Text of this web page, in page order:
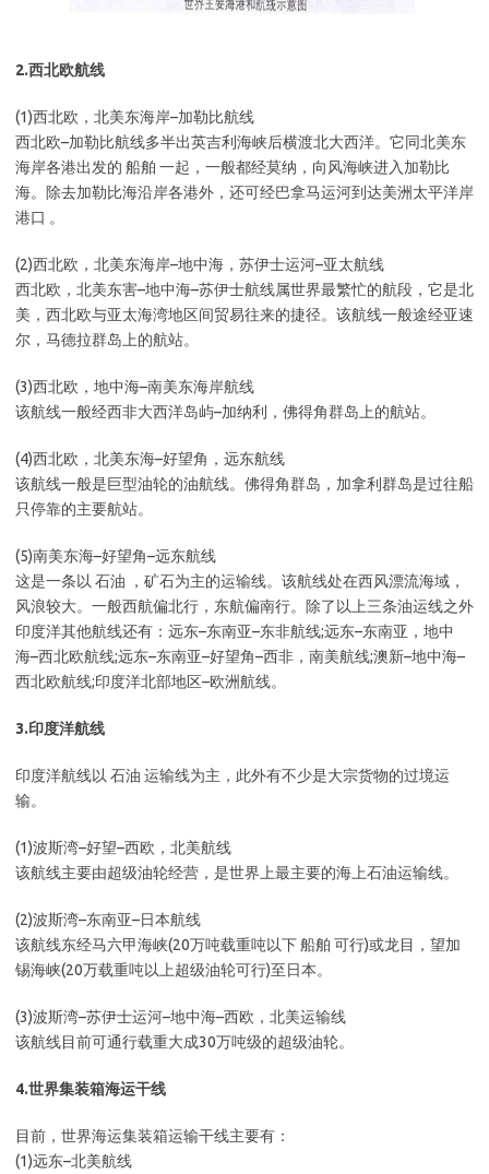
2.西北欧航线
(1)西北欧，北美东海岸–加勒比航线
西北欧–加勒比航线多半出英吉利海峡后横渡北大西洋。它同北美东
海岸各港出发的 船舶 一起，一般都经莫纳，向风海峡进入加勒比
海。除去加勒比海沿岸各港外，还可经巴拿马运河到达美洲太平洋岸
港口 。
(2)西北欧，北美东海岸–地中海，苏伊士运河–亚太航线
西北欧，北美东害–地中海–苏伊士航线属世界最繁忙的航段，它是北
美，西北欧与亚太海湾地区间贸易往来的捷径。该航线一般途经亚速
尔，马德拉群岛上的航站。
(3)西北欧，地中海–南美东海岸航线
该航线一般经西非大西洋岛屿–加纳利，佛得角群岛上的航站。
(4)西北欧，北美东海–好望角，远东航线
该航线一般是巨型油轮的油航线。佛得角群岛，加拿利群岛是过往船
只停靠的主要航站。
(5)南美东海–好望角–远东航线
这是一条以 石油 ，矿石为主的运输线。该航线处在西风漂流海域，
风浪较大。一般西航偏北行，东航偏南行。除了以上三条油运线之外
印度洋其他航线还有：远东–东南亚–东非航线;远东–东南亚，地中
海–西北欧航线;远东–东南亚–好望角–西非，南美航线;澳新–地中海–
西北欧航线;印度洋北部地区–欧洲航线。
3.印度洋航线
印度洋航线以 石油 运输线为主，此外有不少是大宗货物的过境运
输。
(1)波斯湾–好望–西欧，北美航线
该航线主要由超级油轮经营，是世界上最主要的海上石油运输线。
(2)波斯湾–东南亚–日本航线
该航线东经马六甲海峡(20万吨载重吨以下 船舶 可行)或龙目，望加
锡海峡(20万载重吨以上超级油轮可行)至日本。
(3)波斯湾–苏伊士运河–地中海–西欧，北美运输线
该航线目前可通行载重大成30万吨级的超级油轮。
4.世界集装箱海运干线
目前，世界海运集装箱运输干线主要有：
(1)远东–北美航线